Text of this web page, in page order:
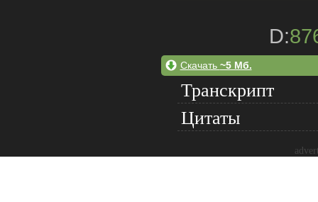
D:
Скачать ~5 Мб.
Транскрипт
Цитаты